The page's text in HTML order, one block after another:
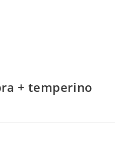
+ temperino